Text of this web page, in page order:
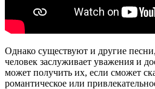
Однако существуют и другие
человек заслуживает уважения и
может получить их, если сможет
романтическое или